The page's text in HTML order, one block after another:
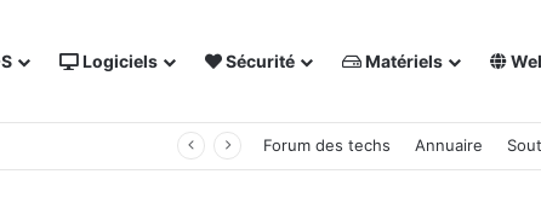
Logiciels Sécurité Matériels
Forum des techs Annuaire